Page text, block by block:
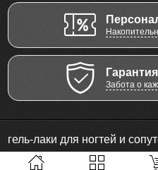
Забота о
гель-лаки для ногтей и
© 2011 - 2026 Все права